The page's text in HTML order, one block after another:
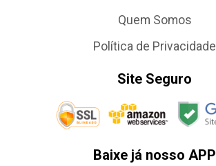
Quem Somos
Política de Privacidade
Site Seguro
Baixe já nosso APP